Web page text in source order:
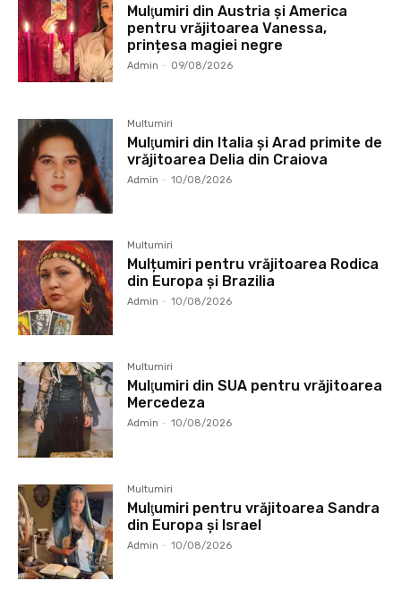
Mulţumiri din Austria și America
pentru vrăjitoarea Vanessa,
prințesa magiei negre
Admin - 09/08/2026
Multumiri
Mulţumiri din Italia și Arad primite de
vrăjitoarea Delia din Craiova
Admin - 10/08/2026
Multumiri
Mulțumiri pentru vrăjitoarea Rodica
din Europa și Brazilia
Admin - 10/08/2026
Multumiri
Mulţumiri din SUA pentru vrăjitoarea
Mercedeza
Admin - 10/08/2026
Multumiri
Mulţumiri pentru vrăjitoarea Sandra
din Europa și Israel
Admin - 10/08/2026